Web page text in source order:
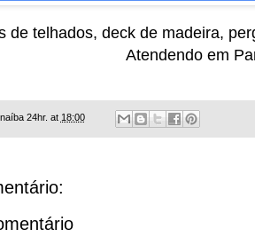
de telhados, deck de madeira,
Atendendo em
24hr. at 18:00